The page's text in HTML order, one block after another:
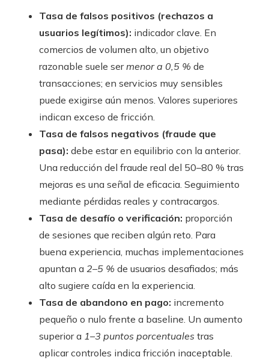
Tasa de falsos positivos (rechazos a
usuarios legítimos): indicador clave. En
comercios de volumen alto, un objetivo
razonable suele sermenor a 0,5 % de
transacciones; en servicios muy sensibles
puede exigirse aún menos. Valores superiores
indican exceso de fricción.
Tasa de falsos negativos (fraude que
pasa): debe estar en equilibrio con la anterior.
Una reducción del fraude real del 50–80 % tras
mejoras es una señal de eficacia. Seguimiento
mediante pérdidas reales y contracargos.
Tasa de desafío o verificación: proporción
de sesiones que reciben algún reto. Para
buena experiencia, muchas implementaciones
apuntan a 2–5 % de usuarios desafiados; más
alto sugiere caída en la experiencia.
Tasa de abandono en pago: incremento
pequeño o nulo frente a baseline. Un aumento
superior a 1–3 puntos porcentuales tras
aplicar controles indica fricción inaceptable.